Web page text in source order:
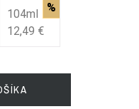
104ml %
12,49 €